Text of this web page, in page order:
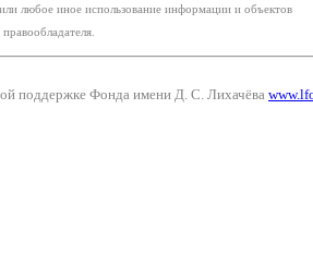
любое иное использование информации и объектов
поддержке Фонда имени Д. С. Лихачёва